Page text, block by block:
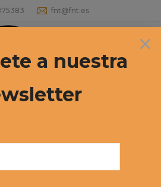
fnt@fnt.es
14 enero, 2018
×
a nuestra